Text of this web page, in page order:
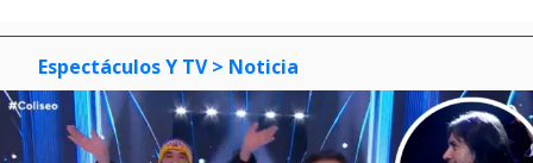
Espectáculos Y TV > Noticia